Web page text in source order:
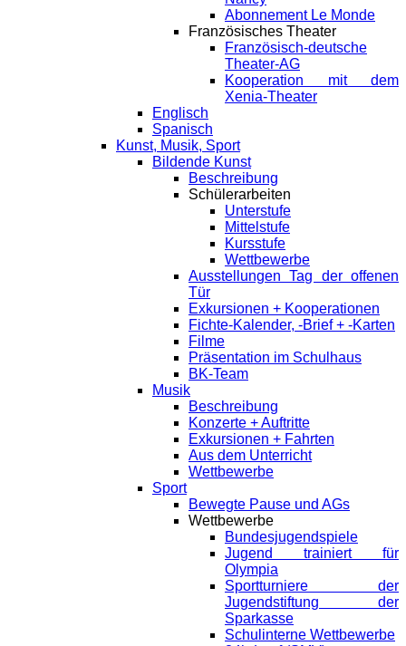
Abonnement Le Monde
Französisches Theater
Französisch-deutsche
Theater-AG
Kooperation mit dem
Xenia-Theater
Englisch
Spanisch
Kunst, Musik, Sport
Bildende Kunst
Beschreibung
Schülerarbeiten
Unterstufe
Mittelstufe
Kursstufe
Wettbewerbe
Ausstellungen Tag der offenen
Tür
Exkursionen + Kooperationen
Fichte-Kalender, -Brief + -Karten
Filme
Präsentation im Schulhaus
BK-Team
Musik
Beschreibung
Konzerte + Auftritte
Exkursionen + Fahrten
Aus dem Unterricht
Wettbewerbe
Sport
Bewegte Pause und AGs
Wettbewerbe
Bundesjugendspiele
Jugend trainiert für
Olympia
Sportturniere der
Jugendstiftung der
Sparkasse
Schulinterne Wettbewerbe